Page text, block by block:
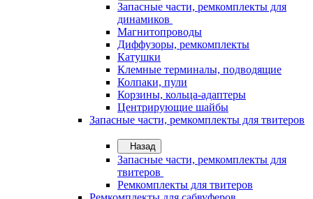
Запасные части, ремкомплекты для
динамиков
Магнитопроводы
Диффузоры, ремкомплекты
Катушки
Клемные терминалы, подводящие
Колпаки, пули
Корзины, кольца-адаптеры
Центрирующие шайбы
Запасные части, ремкомплекты для твитеров
Назад
Запасные части, ремкомплекты для
твитеров
Ремкомплекты для твитеров